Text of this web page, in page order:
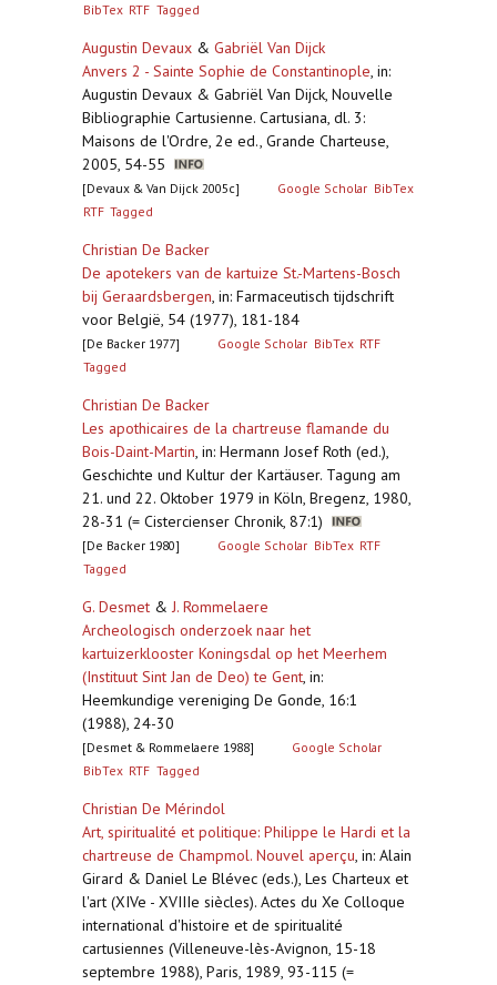
BibTex RTF Tagged
Augustin Devaux & Gabriël Van Dijck
Anvers 2 - Sainte Sophie de Constantinople, in:
Augustin Devaux & Gabriël Van Dijck, Nouvelle
Bibliographie Cartusienne. Cartusiana, dl. 3:
Maisons de l'Ordre, 2e ed., Grande Charteuse,
2005, 54-55
[Devaux & Van Dijck 2005c] Google Scholar BibTex
RTF Tagged
Christian De Backer
De apotekers van de kartuize St.-Martens-Bosch
bij Geraardsbergen, in: Farmaceutisch tijdschrift
voor België, 54 (1977), 181-184
[De Backer 1977] Google Scholar BibTex RTF
Tagged
Christian De Backer
Les apothicaires de la chartreuse flamande du
Bois-Daint-Martin, in: Hermann Josef Roth (ed.),
Geschichte und Kultur der Kartäuser. Tagung am
21. und 22. Oktober 1979 in Köln, Bregenz, 1980,
28-31 (= Cistercienser Chronik, 87:1)
[De Backer 1980] Google Scholar BibTex RTF
Tagged
G. Desmet & J. Rommelaere
Archeologisch onderzoek naar het
kartuizerklooster Koningsdal op het Meerhem
(Instituut Sint Jan de Deo) te Gent, in:
Heemkundige vereniging De Gonde, 16:1
(1988), 24-30
[Desmet & Rommelaere 1988]
Google Scholar
BibTex RTF Tagged
Christian De Mérindol
Art, spiritualité et politique: Philippe le Hardi et la
chartreuse de Champmol. Nouvel aperçu, in: Alain
Girard & Daniel Le Blévec (eds.), Les Charteux et
l'art (XIVe - XVIIIe siècles). Actes du Xe Colloque
international d'histoire et de spiritualité
cartusiennes (Villeneuve-lès-Avignon, 15-18
septembre 1988), Paris, 1989, 93-115 (=